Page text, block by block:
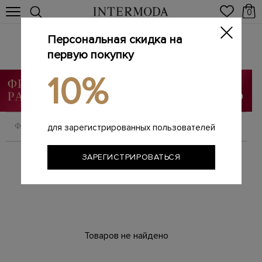
0
Кеды, кроссовки
Главная / Мужчинам / SALE
ФИЛЬТРОВАТЬ СОРТИРОВАТЬ
Товаров не найдено
Персональная скидка на
первую покупку
10%
для зарегистрированных пользователей
ЗАРЕГИСТРИРОВАТЬСЯ